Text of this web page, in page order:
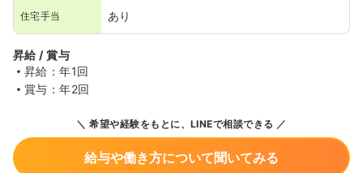
住宅手当 あり
昇給 / 賞与
昇給：年1回
賞与：年2回
希望や経験をもとに、LINEで相談できる
給与や働き方について聞いてみる